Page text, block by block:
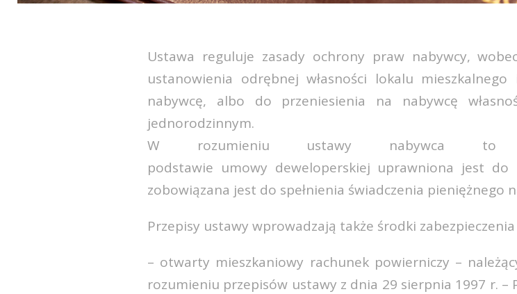
Ustawa reguluje zasady ochrony praw nabywcy,
ustanowienia odrębnej własności lokalu
nabywcę, albo do przeniesienia na nabywcę
jednorodzinnym.
W rozumieniu ustawy nabywca
podstawie umowy deweloperskiej uprawniona jest
zobowiązana jest do spełnienia świadczenia pieniężnego
Przepisy ustawy wprowadzają także środki
– otwarty mieszkaniowy rachunek powierniczy –
rozumieniu przepisów ustawy z dnia 29 sierpnia 1997 r. –